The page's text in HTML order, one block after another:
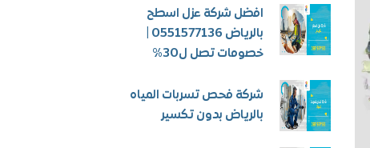
افضل شركة عزل اسطح
خصومات تصل ل30%
شركة فحص تسربات المياه
بالرياض بدون تكسير